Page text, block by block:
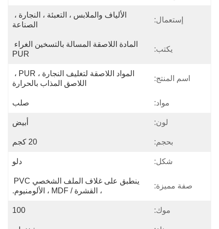
إستعمال:
الألياف والملابس ، التعبئة ، النجارة ،
الصناعة
يكتب:
المادة اللاصقة المسالة بالتسخين الغراء
PUR
اسم المنتج:
المواد اللاصقة لتغليف النجارة ، PUR ،
اللاصق المذاب بالحرارة
مواد: صلب
لون: أبيض
بحجم: 20 كجم
شكل: دلو
صفة مميزة:
ينطبق على غلاف الملف الشخصي PVC
، القشرة / MDF ، الألومنيوم.
موك: 100